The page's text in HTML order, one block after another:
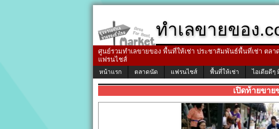
ทำเลขายของ
ศูนย์รวมทำเลขายของ พื้นที่ให้เช่า ประชาสัมพันธ์พื้นที่เช่า ตล
แฟรนไชส์
หน้าแรก ตลาดนัด แฟรนไชส์ พื้นที่ให้เช่า ไอเดียดีๆ
เปิดท้ายขาย